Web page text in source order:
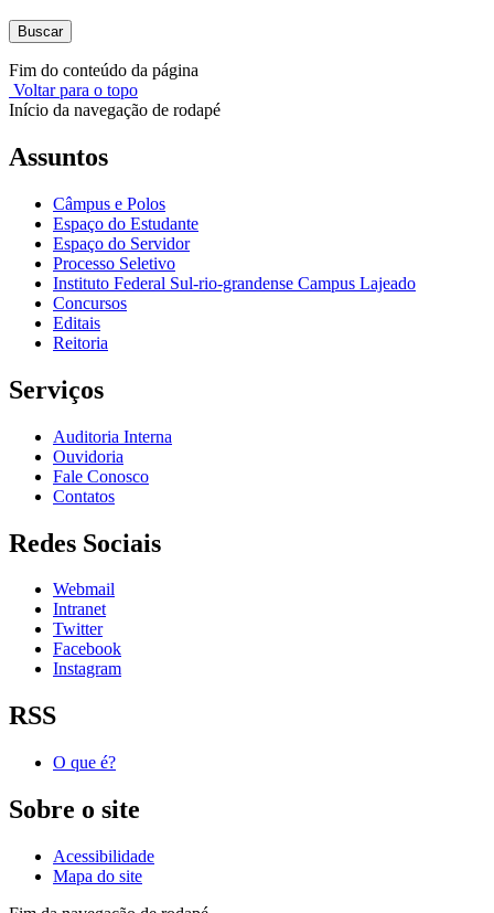
Buscar
Fim do conteúdo da página
Voltar para o topo
Início da navegação de rodapé
Assuntos
Câmpus e Polos
Espaço do Estudante
Espaço do Servidor
Processo Seletivo
Instituto Federal Sul-rio-grandense Campus Lajeado
Concursos
Editais
Reitoria
Serviços
Auditoria Interna
Ouvidoria
Fale Conosco
Contatos
Redes Sociais
Webmail
Intranet
Twitter
Facebook
Instagram
RSS
O que é?
Sobre o site
Acessibilidade
Mapa do site